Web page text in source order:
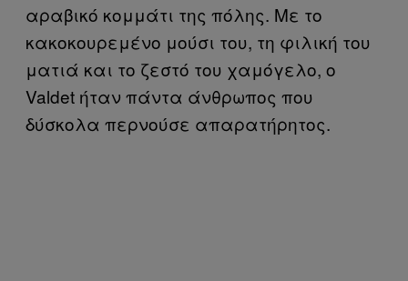
αραβικό κομμάτι της πόλης. Με το
κακοκουρεμένο μούσι του, τη φιλική του
ματιά και το ζεστό του χαμόγελο, ο
Valdet ήταν πάντα άνθρωπος που
δύσκολα περνούσε απαρατήρητος.